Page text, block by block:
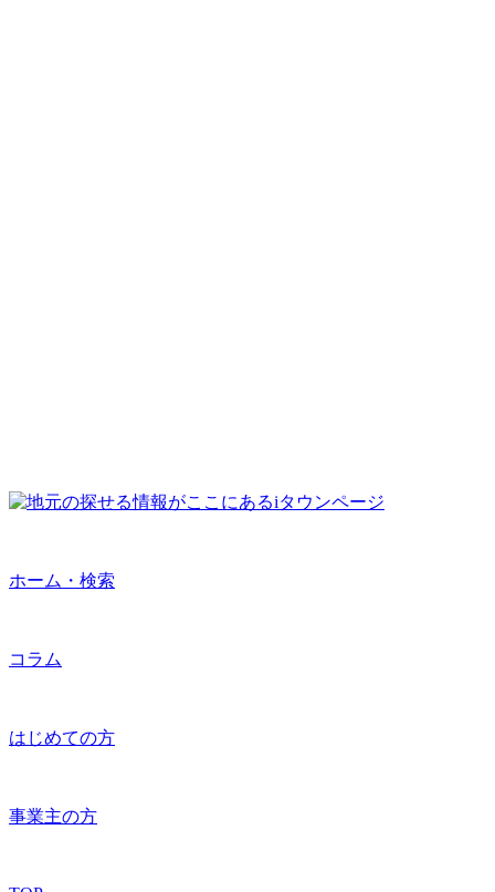
ホーム・検索
コラム
はじめての方
事業主の方